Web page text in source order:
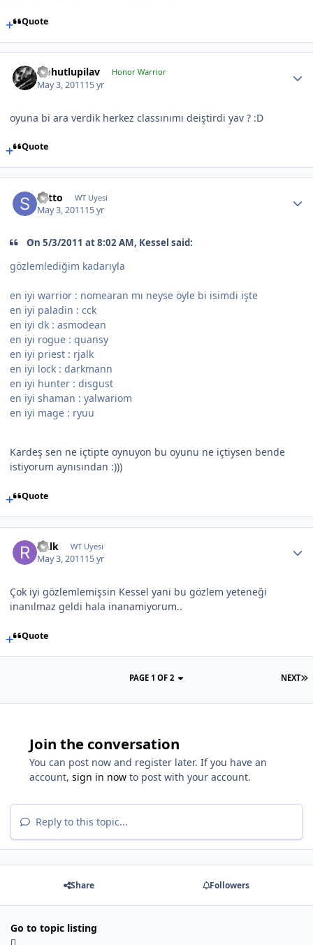
Quote
Nohutlupilav Honor Warrior
May 3, 201115 yr
oyuna bi ara verdik herkez classınımı deiştirdi yav ? :D
Quote
sotto WT Uyesi
May 3, 201115 yr
On 5/3/2011 at 8:02 AM, Kessel said:
gözlemlediğim kadarıyla
en iyi warrior : nomearan mı neyse öyle bi isimdi işte
en iyi paladin : cck
en iyi dk : asmodean
en iyi rogue : quansy
en iyi priest : rjalk
en iyi lock : darkmann
en iyi hunter : disgust
en iyi shaman : yalwariom
en iyi mage : ryuu
Kardeş sen ne içtipte oynuyon bu oyunu ne içtiysen bende
istiyorum aynısından :)))
Quote
rjalk WT Uyesi
May 3, 201115 yr
Çok iyi gözlemlemişsin Kessel yani bu gözlem yeteneği
inanılmaz geldi hala inanamiyorum..
Quote
NEXT
PAGE 1 OF 2
Join the conversation
You can post now and register later. If you have an
account, sign in now to post with your account.
Reply to this topic...
Share Followers
Go to topic listing